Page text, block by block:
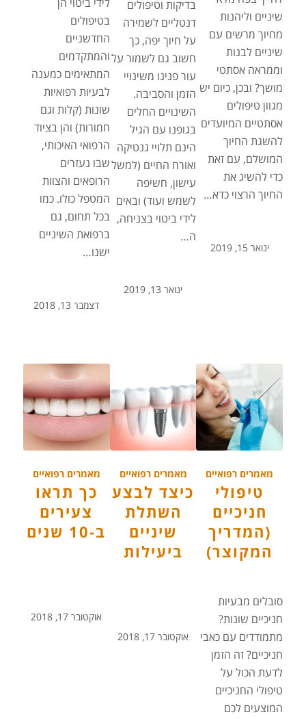
שיניים וליהנות
מחיוך מרשים עם
שיניים לבנות
וממראה אסתטי
מושך? ובכן, כיום יש
מגוון טיפולים
אסתטיים המיועדים
להשגת החיוך
המושלם, עם זאת
כדי להשיג את
החיוך הרצוי כדא…
ינואר 15, 2019
בדיקות וטיפולים
דנטליים לשמירה
על חיוך יפה, כך
חשוב גם לשמור על
עור פנינו משינויי
הזמן והסביבה.
השינויים החלים
בגופנו עם הגיל
הינם תלויי גנטיקה
ואורח החיים (למשל
עישון, חשיפה
לשמש ועוד) ובאים
לידי ביטוי בצניחה,
ה…
ינואר 13, 2019
לידי ביטוי הן
בטיפולים
החדשניים
והמתקדמים
המתאימים כמענה
לבעיות רפואיות
שונות (קלות וגם
חמורות) והן בציוד
הרפואי האיכותי,
שבו נעזרים
הרופאים והצוות
המטפל כולו. כמו
בכל תחום, גם
ברפואת השיניים
ישנו…
דצמבר 13, 2018
מאמרים רפואיים
טיפולי
חניכיים
(המדריך
המקוצר)
סובלים מבעיות
חניכיים שונות?
מתמודדים עם כאבי
חניכיים? זה הזמן
לדעת הכול על
טיפולי החניכיים
המוצעים לכם
מאמרים רפואיים
כיצד לבצע
השתלת
שיניים
ביעילות
אוקטובר 17, 2018
מאמרים רפואיים
כך תראו
צעירים
ב-10 שנים
אוקטובר 17, 2018